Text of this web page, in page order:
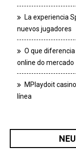
La experiencia
nuevos jugadores
O que
online do mercado
MPlaydoit
línea